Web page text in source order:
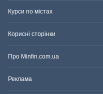
Курси по містах
Корисні сторінки
Про Minfin.com.ua
Реклама